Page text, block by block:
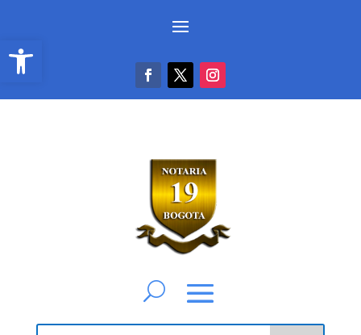
Abrir barra de herramientas